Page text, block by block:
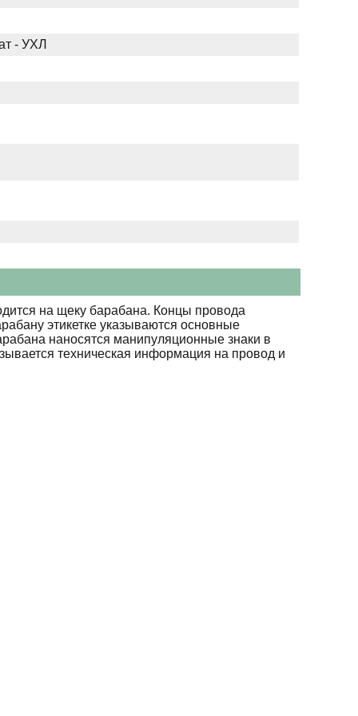
- УХЛ
на щеку барабана. Концы провода
этикетке указываются основные
наносятся манипуляционные знаки в
техническая информация на провод и